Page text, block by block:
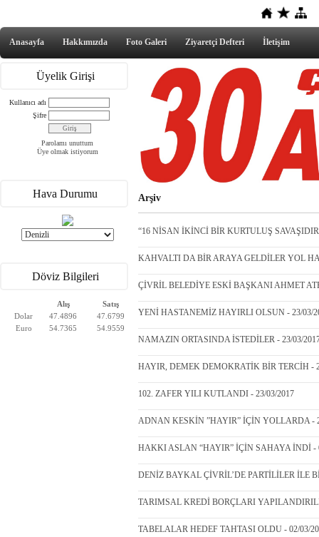
Anasayfa Hakkımızda Foto Galeri Ziyaretçi Defteri İletişim
Üyelik Girişi
Kullanıcı adı
Şifre
Parolamı unuttum
Üye olmak istiyorum
Hava Durumu
Döviz Bilgileri
Alış
Satış
Dolar
47.4896
47.6799
Euro
54.7365 54.9559
Arşiv
“16 NİSAN İKİNCİ BİR KURTULUŞ
KAHVALTI DA BİR ARAYA GELDİLER YOL
ÇİVRİL BELEDİYE ESKİ BAŞKANI AHMET
YENİ HASTANEMİZ HAYIRLI OLSUN - 23/03/
NAMAZIN ORTASINDA İSTEDİLER - 23/03/
HAYIR, DEMEK DEMOKRATİK BİR TERCİH -
102. ZAFER YILI KUTLANDI - 23/03/2017
ADNAN KESKİN ”HAYIR” İÇİN YOLLARDA -
HAKKI ASLAN “HAYIR” İÇİN SAHAYA İNDİ -
DENİZ BAYKAL ÇİVRİL’DE PARTİLİLER İLE
TARIMSAL KREDİ BORÇLARI
TABELALAR HEDEF TAHTASI OLDU - 02/03/